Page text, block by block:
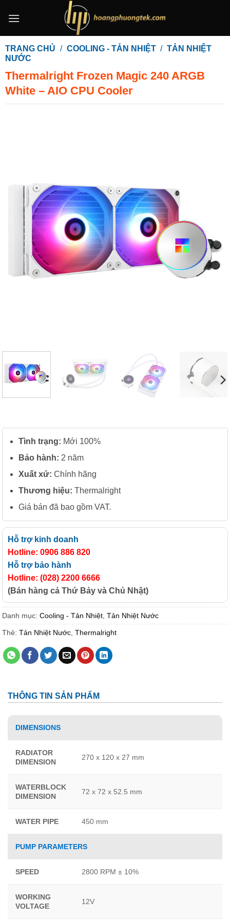
qua
dung
TRANG CHỦ / COOLING - TẢN NHIỆT / TẢN NHIỆT
NƯỚC
Thermalright Frozen Magic 240 ARGB
White – AIO CPU Cooler
Tình trạng: Mới 100%
Bảo hành: 2 năm
Xuấtxứ: Chính hãng
Thương hiệu: Thermalright
Giá bán đã bao gồm VAT.
Hỗ trợ kinh doanh
Hotline: 0906 886 820
Hỗ trợ bảo hành
Hotline: (028) 2200 6666
(Bán hàng cả Thứ Bảy và Chủ Nhật)
Danh mục: Cooling - Tản Nhiệt Tản Nhiệt Nước
Thẻ: Tản Nhiệt Nước Thermalright
THÔNG TIN SẢN PHẨM
DIMENSIONS
RADIATOR
DIMENSION
270 x 120 x 27 mm
WATERBLOCK
DIMENSION
72 x 72 x 52.5 mm
WATER PIPE 450 mm
PUMP PARAMETERS
SPEED 2800 RPM ± 10%
WORKING
VOLTAGE
12V